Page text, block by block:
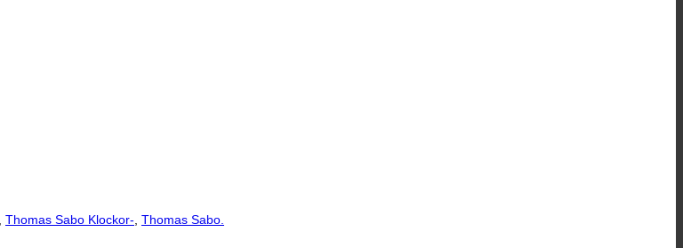
Thomas Sabo Klockor- Thomas Sabo.